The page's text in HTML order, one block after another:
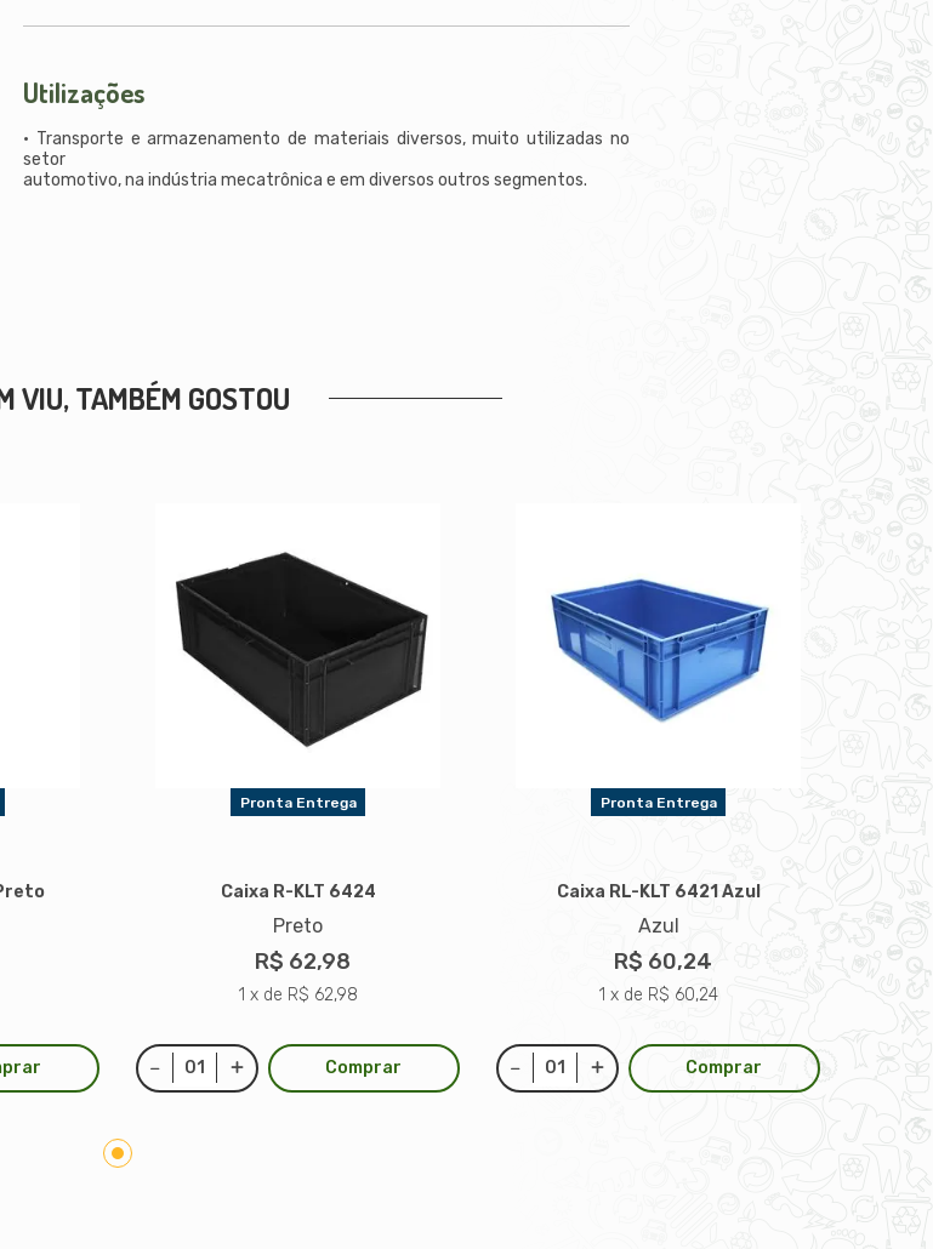
Utilizações
• Transporte e armazenamento de materiais diversos, muito utilizadas no
setor
automotivo, na indústria mecatrônica e em diversos outros segmentos.
VIU, TAMBÉM GOSTOU
Pronta Entrega
Caixa R-KLT 6424
Preto
R$ 62,98
1 x de R$ 62,98
Comprar
Pronta Entrega
Caixa RL-KLT 6421 Azul
Azul
R$ 60,24
1 x de R$ 60,24
Comprar